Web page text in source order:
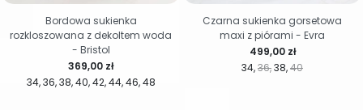
34 36 38 40 42 44 46 48
Cena
369,00 zł
Bordowa sukienka
rozkloszowana z dekoltem woda
- Bristol
34 36 38 40
Cena
499,00 zł
Czarna sukienka gorsetowa
maxi z piórami - Evra